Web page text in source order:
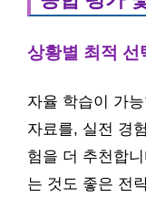
상황별 최적 선
자율 학습이 가
자료를, 실전 경
험을 더 추천합
는 것도 좋은 전